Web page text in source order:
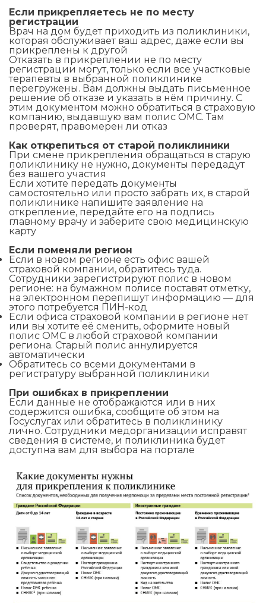
Если прикрепляетесь не по месту
регистрации
Врач на дом будет приходить из поликлиники,
которая обслуживает ваш адрес, даже если вы
прикреплены к другой
Отказать в прикреплении не по месту
регистрации могут, только если все участковые
терапевты в выбранной поликлинике
перегружены. Вам должны выдать письменное
решение об отказе и указать в нём причину. С
этим документом можно обратиться в страховую
компанию, выдавшую вам полис ОМС. Там
проверят, правомерен ли отказ
Как открепиться от старой поликлиники
При смене прикрепления обращаться в старую
поликлинику не нужно, документы передадут
без вашего участия
Если хотите передать документы
самостоятельно или просто забрать их, в старой
поликлинике напишите заявление на
открепление, передайте его на подпись
главному врачу и заберите свою медицинскую
карту
Если поменяли регион
Если в новом регионе есть офис вашей
страховой компании, обратитесь туда.
Сотрудники зарегистрируют полис в новом
регионе: на бумажном полисе поставят отметку,
на электронном перепишут информацию — для
этого потребуется ПИН-код
Если офиса страховой компании в регионе нет
или вы хотите её сменить, оформите новый
полис ОМС в любой страховой компании
региона. Старый полис аннулируется
автоматически
Обратитесь со всеми документами в
регистратуру выбранной поликлиники
При ошибках в прикреплении
Если данные не отображаются или в них
содержится ошибка, сообщите об этом на
Госуслугах или обратитесь в поликлинику
лично. Сотрудники медорганизации исправят
сведения в системе, и поликлиника будет
доступна вам для выбора на портале